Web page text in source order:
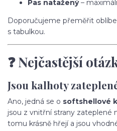
Pas natažený–
Doporučujeme přeměřit
s tabulkou.
❓ Nejčastější
Jsou kalhoty
Ano, jedná se o softshellové
jsou z vnitřní strany zateplené
tomu krásně hřejí a jsou